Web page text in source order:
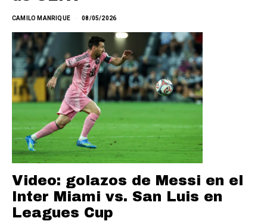
CAMILO MANRIQUE 08/05/2026
Video: golazos de Messi en el
Inter Miami vs. San Luis en
Leagues Cup